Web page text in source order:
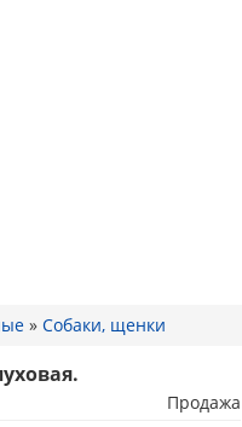
» Собаки, щенки
Продажа